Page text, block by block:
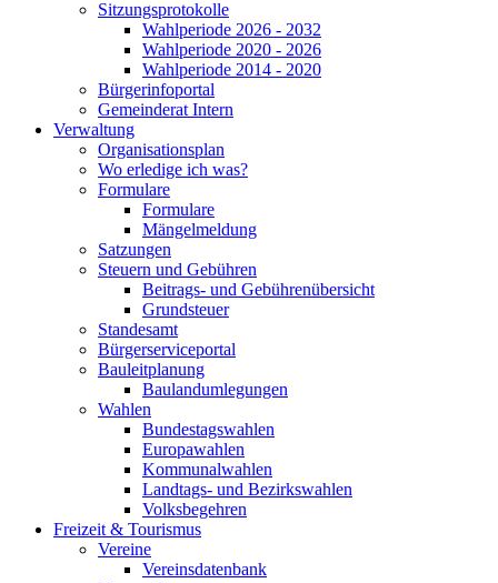
Sitzungsprotokolle
Wahlperiode 2026 - 2032
Wahlperiode 2020 - 2026
Wahlperiode 2014 - 2020
Bürgerinfoportal
Gemeinderat Intern
Verwaltung
Organisationsplan
Wo erledige ich was?
Formulare
Formulare
Mängelmeldung
Satzungen
Steuern und Gebühren
Beitrags- und Gebührenübersicht
Grundsteuer
Standesamt
Bürgerserviceportal
Bauleitplanung
Baulandumlegungen
Wahlen
Bundestagswahlen
Europawahlen
Kommunalwahlen
Landtags- und Bezirkswahlen
Volksbegehren
Freizeit & Tourismus
Vereine
Vereinsdatenbank